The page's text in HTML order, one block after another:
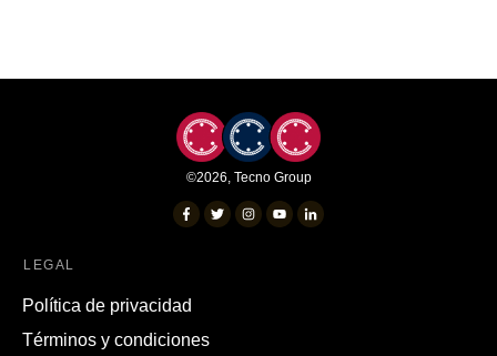
©2026, Tecno Group
LEGAL
Política de privacidad
Términos y condiciones